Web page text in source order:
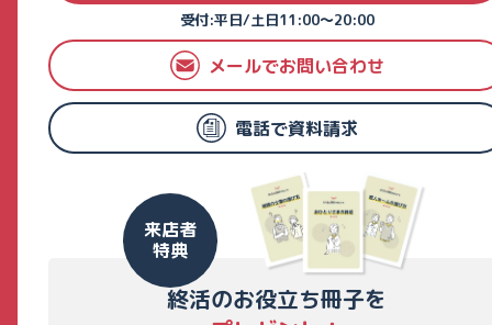
受付:平日/土日11:00～20:00
メールでお問い合わせ
電話で資料請求
来店者
特典
終活のお役立ち冊子を